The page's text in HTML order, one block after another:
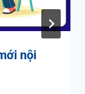
nội